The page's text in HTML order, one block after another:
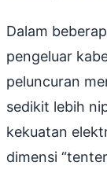
Dalam
pengeluar
peluncuran
sedikit lebih
kekuatan
dimensi